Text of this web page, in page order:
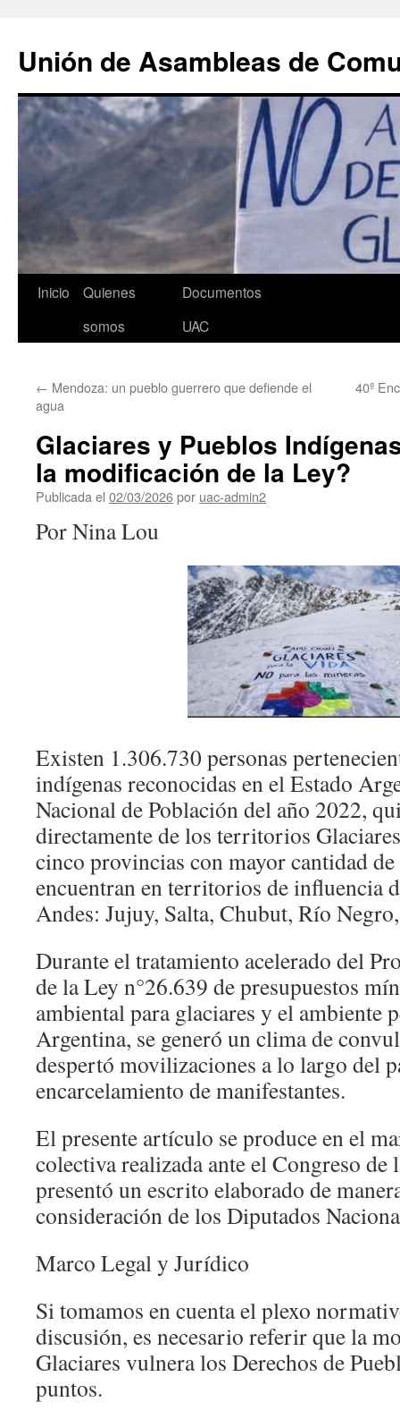
contenido
Unión de Asambleas de
Inicio
Quienes
somos
Documentos
UAC
← Mendoza: un pueblo guerrero que defiende el
agua
40º
Glaciares y Pueblos
la modificación de la Ley?
Publicada el 02/03/2026por uac-admin2
Por Nina Lou
Existen 1.306.730 personas
indígenas reconocidas en el Estado
Nacional de Población del año 2022,
directamente de los territorios
cinco provincias con mayor cantidad de
encuentran en territorios de influencia
Andes: Jujuy, Salta, Chubut, Río
Durante el tratamiento acelerado del
de la Ley n°26.639 de presupuestos
ambiental para glaciares y el ambiente
Argentina, se generó un clima de
despertó movilizaciones a lo largo del
encarcelamiento de manifestantes.
El presente artículo se produce en el
colectiva realizada ante el Congreso de
presentó un escrito elaborado de
consideración de los Diputados
Marco Legal y Jurídico
Si tomamos en cuenta el plexo
discusión, es necesario referir que la
Glaciares vulnera los Derechos de
puntos.